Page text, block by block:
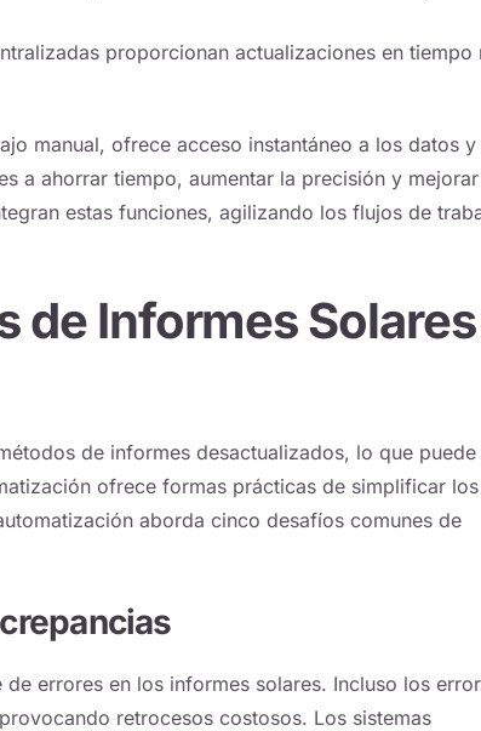
proporcionan actualizaciones en tiempo
manual, ofrece acceso instantáneo a los datos y
a ahorrar tiempo, aumentar la precisión y
estas funciones, agilizando los flujos de
de Informes Solares
de informes desactualizados, lo que puede
ofrece formas prácticas de simplificar los
aborda cinco desafíos comunes de
errores en los informes solares. Incluso los
retrocesos costosos. Los sistemas